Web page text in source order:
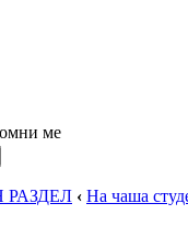
ме
‹ На чаша